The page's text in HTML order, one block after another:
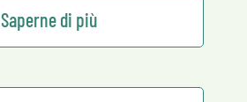
Saperne di più